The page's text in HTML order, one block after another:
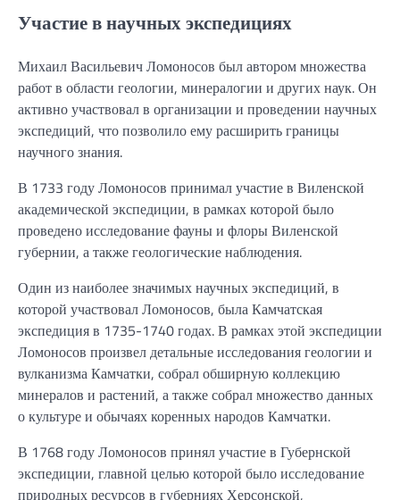
Участие в научных экспедициях
Михаил Васильевич Ломоносов был автором множества
работ в области геологии, минералогии и других наук. Он
активно участвовал в организации и проведении научных
экспедиций, что позволило ему расширить границы
научного знания.
В 1733 году Ломоносов принимал участие в Виленской
академической экспедиции, в рамках которой было
проведено исследование фауны и флоры Виленской
губернии, а также геологические наблюдения.
Один из наиболее значимых научных экспедиций, в
которой участвовал Ломоносов, была Камчатская
экспедиция в 1735-1740 годах. В рамках этой экспедиции
Ломоносов произвел детальные исследования геологии и
вулканизма Камчатки, собрал обширную коллекцию
минералов и растений, а также собрал множество данных
о культуре и обычаях коренных народов Камчатки.
В 1768 году Ломоносов принял участие в Губернской
экспедиции, главной целью которой было исследование
природных ресурсов в губерниях Херсонской,